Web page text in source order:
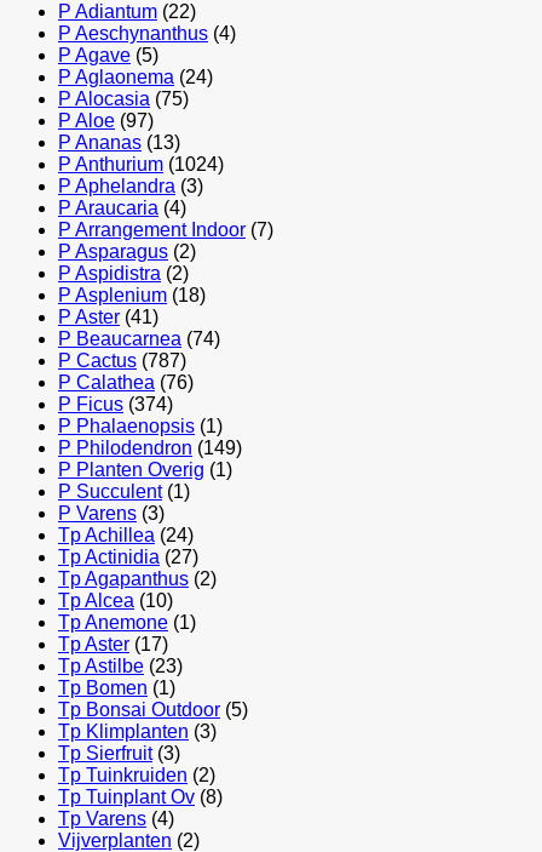
P Adiantum (22)
P Aeschynanthus (4)
P Agave (5)
P Aglaonema (24)
P Alocasia (75)
P Aloe (97)
P Ananas (13)
P Anthurium (1024)
P Aphelandra (3)
P Araucaria (4)
P Arrangement Indoor (7)
P Asparagus (2)
P Aspidistra (2)
P Asplenium (18)
P Aster (41)
P Beaucarnea (74)
P Cactus (787)
P Calathea (76)
P Ficus (374)
P Phalaenopsis (1)
P Philodendron (149)
P Planten Overig (1)
P Succulent (1)
P Varens (3)
Tp Achillea (24)
Tp Actinidia (27)
Tp Agapanthus (2)
Tp Alcea (10)
Tp Anemone (1)
Tp Aster (17)
Tp Astilbe (23)
Tp Bomen (1)
Tp Bonsai Outdoor (5)
Tp Klimplanten (3)
Tp Sierfruit (3)
Tp Tuinkruiden (2)
Tp Tuinplant Ov (8)
Tp Varens (4)
Vijverplanten (2)